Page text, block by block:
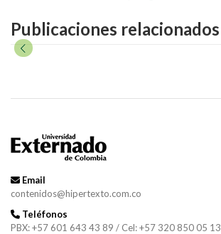
Publicaciones relacionados
Email
contenidos@hipertexto.com.co
Teléfonos
PBX: +57 601 643 43 89 / Cel: +57 320 850 05 13